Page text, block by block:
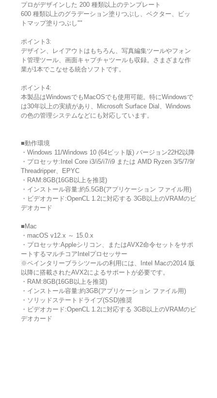
プロがデザインした 200 種類以上のテンプレート
600 種類以上のグラデーション塗りつぶし、ベクター、ビッ
トマップ塗りつぶし""
ポイント3:
デザイン、レイアウトはもちろん、写真編集ツールやフォン
ト管理ツール、画面キャプチャツールも収録。さまざまな作
業が1本でこなせる統合ソフトです。
ポイント4:
本製品はWindowsでもMacOSでも使用可能。特にWindowsで
は30年以上の実績があり、Microsoft Surface Dial、Windows
の色の管理システムなどにも対応しています。
■動作環境
・Windows 11/Windows 10 (64ビット版) バージョン22H2以降
・プロセッサ:Intel Core i3/i5/i7/i9 または AMD Ryzen 3/5/7/9/
Threadripper、EPYC
・RAM:8GB(16GB以上を推奨)
・インストール容量:約5.5GB(アプリケーション ファイル用)
・ビデオカード:OpenCL 1.2に対応する 3GB以上のVRAMのビ
デオカード
■Mac
・macOS v12.x ～ 15.0.x
・プロセッサ:Appleシリコン、またはAVX2命令セットをサポ
ートするマルチコアIntelプロセッサー
※ペインタリーブラシツールの利用には、Intel Macの2014 版
以降に搭載されたAVX2によるサポートが必要です。
・RAM:8GB(16GB以上を推奨)
・インストール容量:約3GB(アプリケーション ファイル用)
・ソリッドステートドライブ(SSD)推奨
・ビデオカード:OpenCL 1.2に対応する 3GB以上のVRAMのビ
デオカード